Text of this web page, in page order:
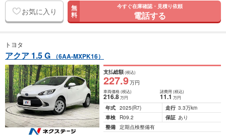
お気に入り 無
料
今すぐ在庫確認・見積り依頼
電話する
トヨタ
アクア 1.5 G （6AA-MXPK16）
支払総額(税込)
227.9万円
車両価格(税込)
216.8万円
諸費用 (税込)
11.1 万円
年式 2025(R7) 走行 3.3万km
車検
R09.2 保証 あり
整備 定期点検整備有